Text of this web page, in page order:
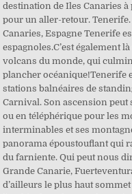
destination de Iles Canaries
pour un aller-retour. Tenerife.
Canaries, Espagne Tenerife
espagnoles.C’est également
volcans du monde, qui
plancher océanique!Tenerife
stations balnéaires de
Carnival. Son ascension peut
ou en téléphérique pour les
interminables et ses
panorama époustouflant qui
du farniente. Qui peut nous
Grande Canarie,
d’ailleurs le plus haut